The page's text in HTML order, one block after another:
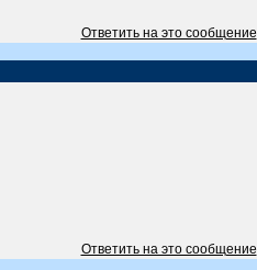
Ответить на это сообщение
Ответить на это сообщение